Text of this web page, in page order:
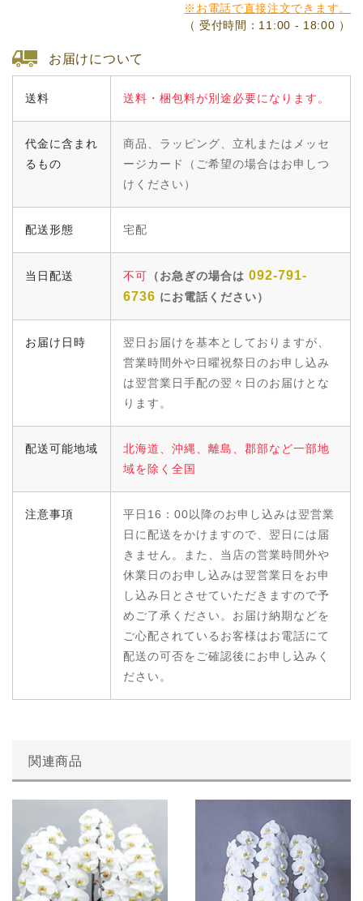
※お電話で直接注文できます。
（ 受付時間：11:00 - 18:00 ）
お届けについて
送料 送料・梱包料が別途必要になります。
代金に含まれ
るもの
商品、ラッピング、立札またはメッセ
ージカード（ご希望の場合はお申しつ
けください）
配送形態 宅配
当日配送 不可 （お急ぎの場合は 092-791-
6736 にお電話ください）
お届け日時
翌日お届けを基本としておりますが、
営業時間外や日曜祝祭日のお申し込み
は翌営業日手配の翌々日のお届けとな
ります。
配送可能地域
北海道、沖縄、離島、郡部など一部地
域を除く全国
注意事項
平日16：00以降のお申し込みは翌営業
日に配送をかけますので、翌日には届
きません。また、当店の営業時間外や
休業日のお申し込みは翌営業日をお申
し込み日とさせていただきますので予
めご了承ください。お届け納期などを
ご心配されているお客様はお電話にて
配送の可否をご確認後にお申し込みく
ださい。
関連商品